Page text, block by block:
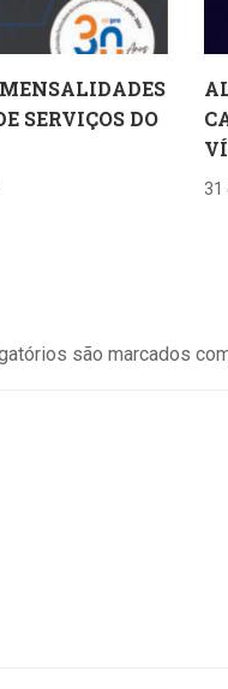
SERVIÇOS DO
31
são marcados